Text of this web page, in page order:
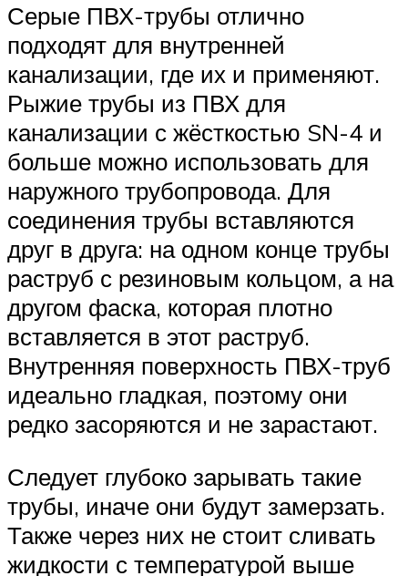
Серые ПВХ-трубы отлично
подходят для внутренней
канализации, где их и применяют.
Рыжие трубы из ПВХ для
канализации с жёсткостью SN-4 и
больше можно использовать для
наружного трубопровода. Для
соединения трубы вставляются
друг в друга: на одном конце трубы
раструб с резиновым кольцом, а на
другом фаска, которая плотно
вставляется в этот раструб.
Внутренняя поверхность ПВХ-труб
идеально гладкая, поэтому они
редко засоряются и не зарастают.
Следует глубоко зарывать такие
трубы, иначе они будут замерзать.
Также через них не стоит сливать
жидкости с температурой выше